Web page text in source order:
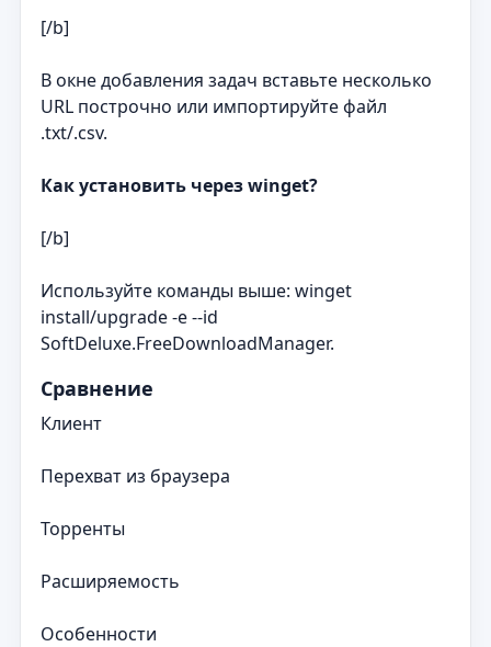
[/b]
В окне добавления задач вставьте несколько
URL построчно или импортируйте файл
.txt/.csv.
Как установить через winget?
[/b]
Используйте команды выше: winget
install/upgrade -e --id
SoftDeluxe.FreeDownloadManager.
Сравнение
Клиент
Перехват из браузера
Торренты
Расширяемость
Особенности